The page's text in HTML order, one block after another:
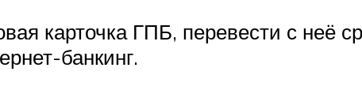
карточка ГПБ, перевести с неё
банкинг.